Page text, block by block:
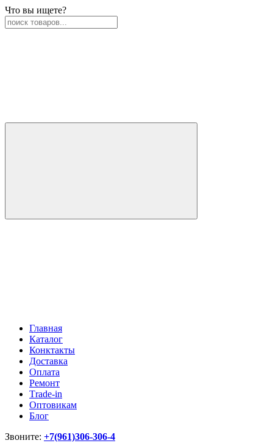
Что вы ищете?
Главная
Каталог
Конктакты
Доставка
Оплата
Ремонт
Тrade-in
Оптовикам
Блог
Звоните: +7(961)306-306-4